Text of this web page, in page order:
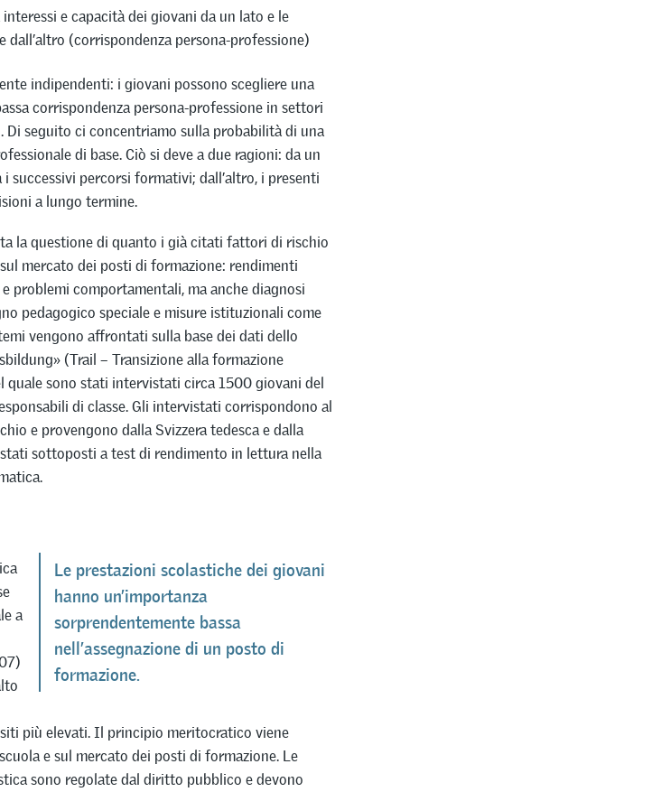
e capacità dei giovani da un lato e le
(corrispondenza persona-professione)
indipendenti: i giovani possono scegliere una
corrispondenza persona-professione in settori
seguito ci concentriamo sulla probabilità di una
di base. Ciò si deve a due ragioni: da un
successivi percorsi formativi; dall’altro, i presenti
a lungo termine.
la questione di quanto i già citati fattori di rischio
mercato dei posti di formazione: rendimenti
problemi comportamentali, ma anche diagnosi
pedagogico speciale e misure istituzionali come
vengono affrontati sulla base dei dati dello
(Trail – Transizione alla formazione
quale sono stati intervistati circa 1500 giovani del
di classe. Gli intervistati corrispondono al
e provengono dalla Svizzera tedesca e dalla
sottoposti a test di rendimento in lettura nella
Le prestazioni scolastiche dei giovani
hanno un’importanza
sorprendentemente bassa
nell’assegnazione di un posto di
formazione.
a
più elevati. Il principio meritocratico viene
e sul mercato dei posti di formazione. Le
sono regolate dal diritto pubblico e devono